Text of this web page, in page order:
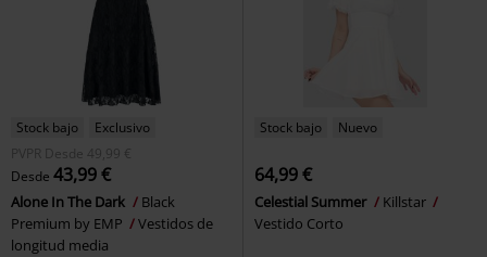
Stock bajo
Exclusivo
PVPR
Desde 49,99 €
Desde 43,99 €
Alone In The Dark
Black
Premium by EMP
Vestidos de
longitud media
Stock bajo Nuevo
64,99 €
Celestial Summer
Killstar
Vestido Corto